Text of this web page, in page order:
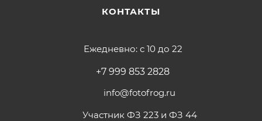
КОНТАКТЫ
Ежедневно: с 10 до 22
+7 999 853 2828
info@fotofrog.ru
Участник ФЗ 223 и ФЗ 44